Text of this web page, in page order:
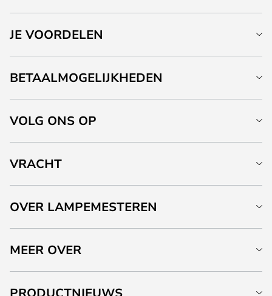
JE VOORDELEN
BETAALMOGELIJKHEDEN
VOLG ONS OP
VRACHT
OVER LAMPEMESTEREN
MEER OVER
PRODUCTNIEUWS